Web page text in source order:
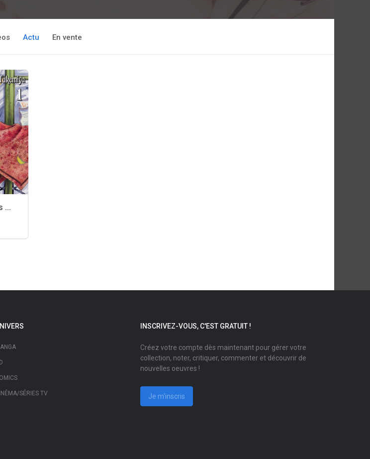
Actu En vente
...
SÉRIES TV
INSCRIVEZ-VOUS, C'EST GRATUIT !
Créez votre compte dès maintenant pour gérer votre
collection, noter, critiquer, commenter et découvrir de
nouvelles oeuvres !
Je m'inscris